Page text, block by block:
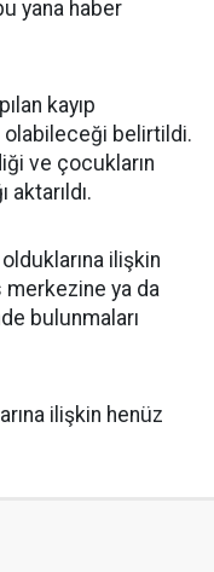
yana haber
kayıp
belirtildi.
ve çocukların
aktarıldı.
ilişkin
merkezine ya da
bulunmaları
ilişkin henüz